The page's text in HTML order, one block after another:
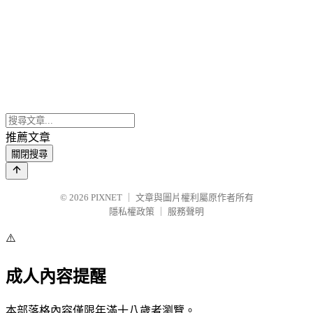
推薦文章
關閉搜尋
© 2026 PIXNET
文章與圖片權利屬原作者所有
隱私權政策
服務聲明
⚠️
成人內容提醒
本部落格內容僅限年滿十八歲者瀏覽。